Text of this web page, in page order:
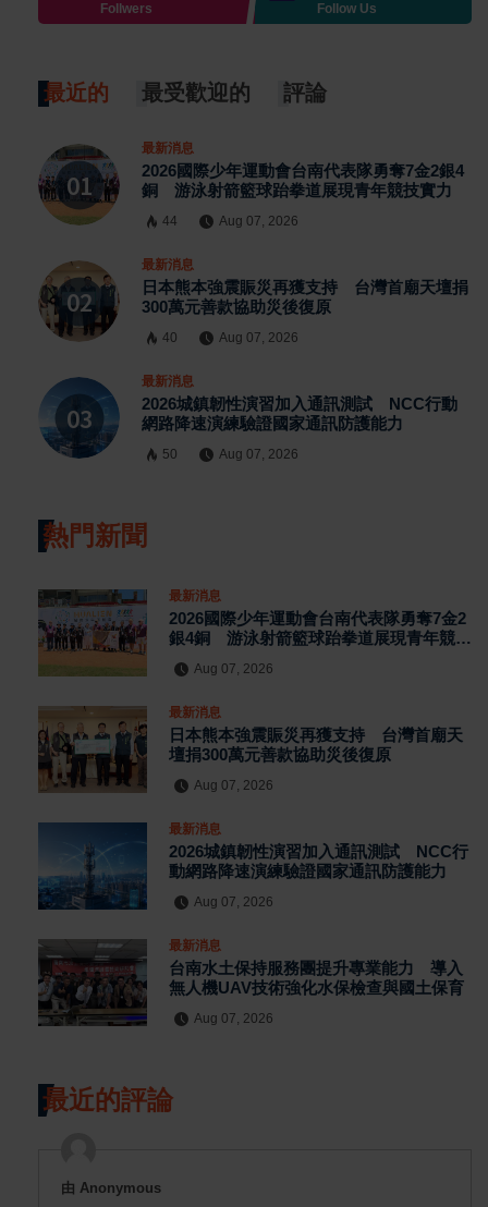
Follwers Follow Us
最近的 最受歡迎的 評論
最新消息
2026國際少年運動會台南代表隊勇奪7金2銀4
銅 游泳射箭籃球跆拳道展現青年競技實力
44 Aug 07, 2026
最新消息
日本熊本強震賑災再獲支持 台灣首廟天壇捐
300萬元善款協助災後復原
40 Aug 07, 2026
最新消息
2026城鎮韌性演習加入通訊測試 NCC行動
網路降速演練驗證國家通訊防護能力
50 Aug 07, 2026
熱門新聞
最新消息
2026國際少年運動會台南代表隊勇奪7金2
銀4銅 游泳射箭籃球跆拳道展現青年競技
Aug 07, 2026
最新消息
日本熊本強震賑災再獲支持 台灣首廟天
壇捐300萬元善款協助災後復原
Aug 07, 2026
最新消息
2026城鎮韌性演習加入通訊測試 NCC行
動網路降速演練驗證國家通訊防護能力
Aug 07, 2026
最新消息
台南水土保持服務團提升專業能力 導入
無人機UAV技術強化水保檢查與國土保育
Aug 07, 2026
最近的評論
由 Anonymous